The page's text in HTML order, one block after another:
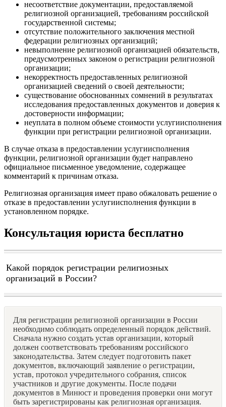
несоответствие документации, предоставляемой
религиозной организацией, требованиям российской
государственной системы;
отсутствие положительного заключения местной
федерации религиозных организаций;
невыполнение религиозной организацией обязательств,
предусмотренных законом о регистрации религиозной
организации;
некорректность предоставленных религиозной
организацией сведений о своей деятельности;
существование обоснованных сомнений в результатах
исследования предоставленных документов и доверия к
достоверности информации;
неуплата в полном объеме стоимости услугиисполнения
функции при регистрации религиозной организации.
В случае отказа в предоставлении услугиисполнения
функции, религиозной организации будет направлено
официальное письменное уведомление, содержащее
комментарий к причинам отказа.
Религиозная организация имеет право обжаловать решение о
отказе в предоставлении услугиисполнения функции в
установленном порядке.
Консультация юриста бесплатно
Какой порядок регистрации религиозных
организаций в России?
Для регистрации религиозной организации в России
необходимо соблюдать определенный порядок действий.
Сначала нужно создать устав организации, который
должен соответствовать требованиям российского
законодательства. Затем следует подготовить пакет
документов, включающий заявление о регистрации,
устав, протокол учредительного собрания, список
участников и другие документы. После подачи
документов в Минюст и проведения проверки они могут
быть зарегистрированы как религиозная организация.